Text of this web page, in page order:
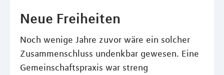
Neue Freiheiten
Noch wenige Jahre zuvor wäre ein solcher
Zusammenschluss undenkbar gewesen. Eine
Gemeinschaftspraxis war streng